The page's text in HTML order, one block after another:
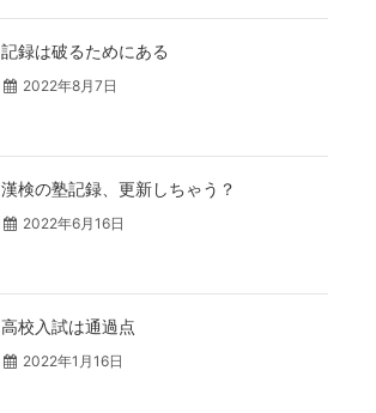
記録は破るためにある
2022年8月7日
漢検の塾記録、更新しちゃう？
2022年6月16日
高校入試は通過点
2022年1月16日